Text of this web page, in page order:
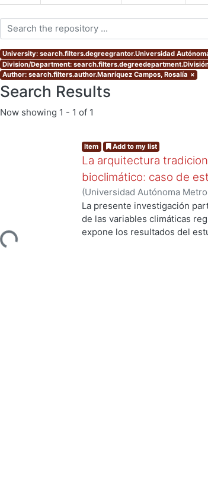
University: search.filters.degreegrantor.Universidad
Division/Department:
Author: search.filters.author.Manríquez Campos, Rosalía ×
Search Results
Now showing 1 - 1 of 1
Loading...
Item Add to my list
La arquitectura
bioclimático: caso de
(Universidad Autónoma
de Servicios de Información.,
La presente investigación
de las variables climáticas
expone los resultados del